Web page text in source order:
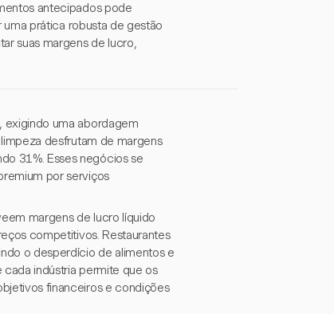
antecipados pode
prática robusta de gestão
suas margens de lucro,
exigindo uma abordagem
desfrutam de margens
31%. Esses negócios se
por serviços
margens de lucro líquido
competitivos. Restaurantes
o desperdício de alimentos e
indústria permite que os
financeiros e condições